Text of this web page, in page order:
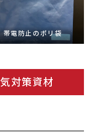
帯電防止のポリ袋
対策資材